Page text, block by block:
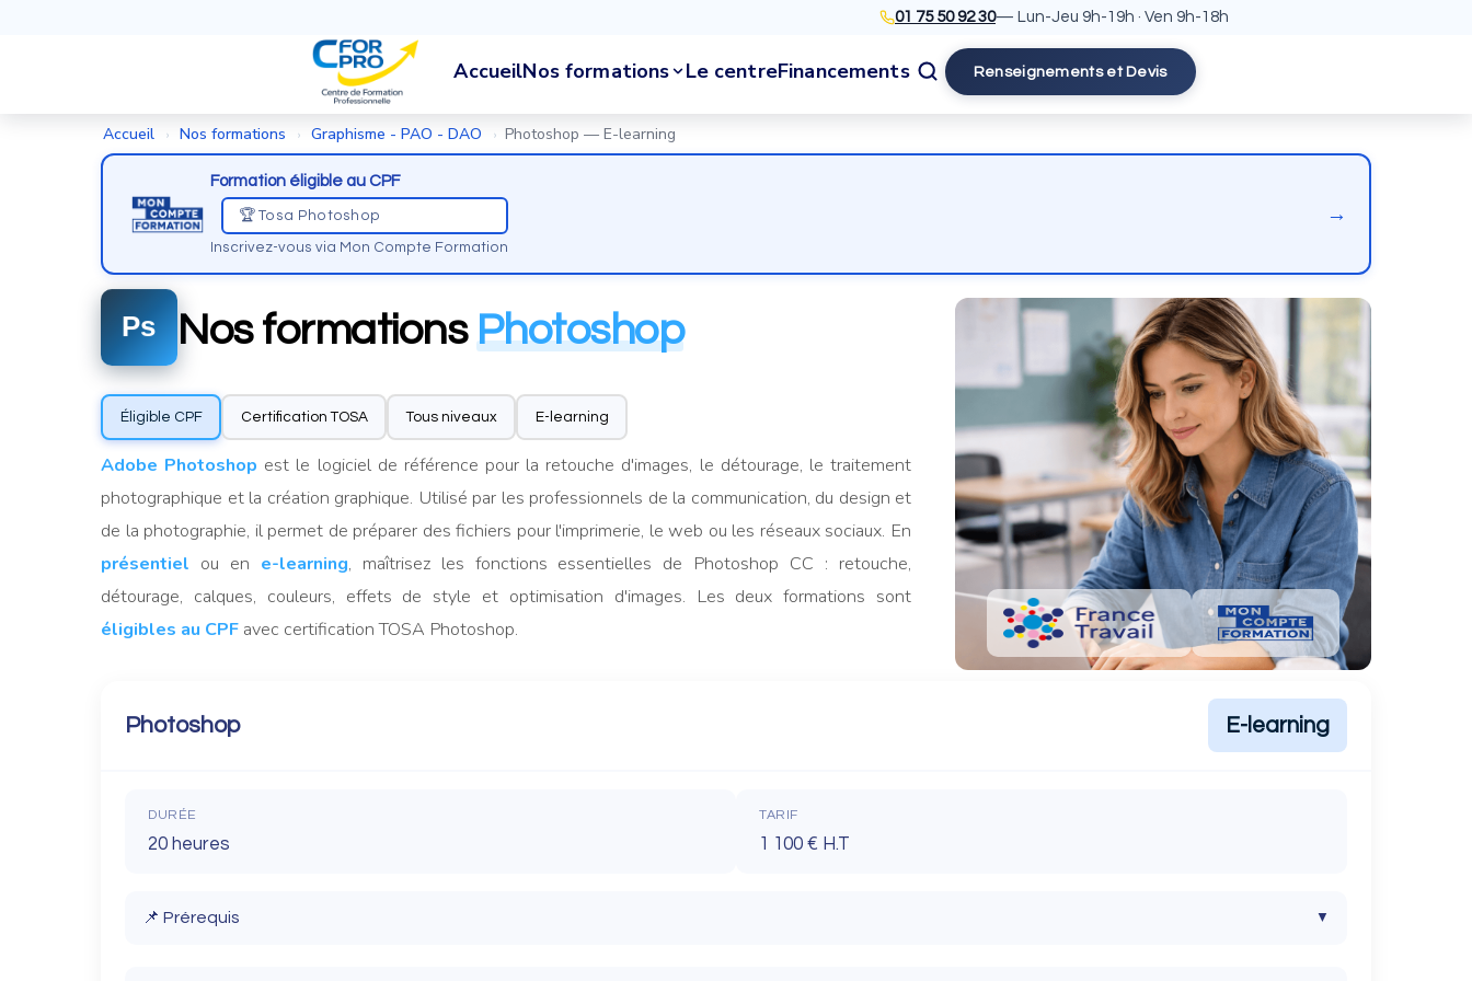
01 75 50 92 30— Lun-Jeu 9h-19h · Ven 9h-18h
AccueilNos formations Le centreFinancements Renseignements et Devis
Accueil › Nos formations › Graphisme - PAO - DAO › Photoshop — E-learning
Formation éligible au CPF
🏆 Tosa Photoshop
Inscrivez-vous via Mon Compte Formation
→
Nos formations Photoshop
Ps
Éligible CPF Certification TOSA Tous niveaux E-learning
Adobe Photoshop est le logiciel de référence pour la retouche d'images, le détourage, le traitement
photographique et la création graphique. Utilisé par les professionnels de la communication, du design et
de la photographie, il permet de préparer des fichiers pour l'imprimerie, le web ou les réseaux sociaux. En
présentiel ou en e-learning, maîtrisez les fonctions essentielles de Photoshop CC : retouche,
détourage, calques, couleurs, effets de style et optimisation d'images. Les deux formations sont
éligibles au CPF avec certification TOSA Photoshop.
Photoshop E-learning
DURÉE
20 heures
TARIF
1 100 € H.T
📌 Prérequis ▼